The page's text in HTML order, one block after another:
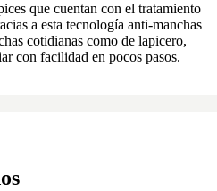
que cuentan con el tratamiento
a esta tecnología anti-manchas
cotidianas como de lapicero,
con facilidad en pocos pasos.